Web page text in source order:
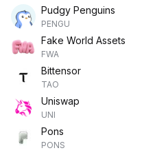
Pudgy Penguins
PENGU
Fake World Assets
FWA
Bittensor
TAO
Uniswap
UNI
Pons
PONS